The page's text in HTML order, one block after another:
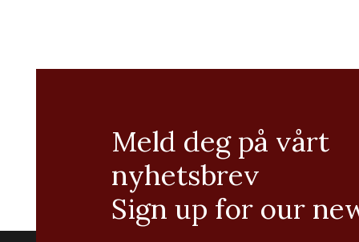
Meld deg på vårt
nyhetsbrev
Sign up for our